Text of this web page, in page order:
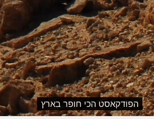
הפודקאסט הכי חופר בארץ